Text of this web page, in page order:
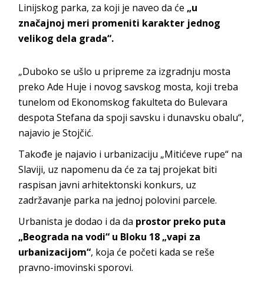
Linijskog parka, za koji je naveo da će „u
značajnoj meri promeniti karakter jednog
velikog dela grada“.
„Duboko se ušlo u pripreme za izgradnju mosta
preko Ade Huje i novog savskog mosta, koji treba
tunelom od Ekonomskog fakulteta do Bulevara
despota Stefana da spoji savsku i dunavsku obalu“,
najavio je Stojčić.
Takođe je najavio i urbanizaciju „Mitićeve rupe“ na
Slaviji, uz napomenu da će za taj projekat biti
raspisan javni arhitektonski konkurs, uz
zadržavanje parka na jednoj polovini parcele.
Urbanista je dodao i da da prostor preko puta
„Beograda na vodi“ u Bloku 18 „vapi za
urbanizacijom“, koja će početi kada se reše
pravno-imovinski sporovi.